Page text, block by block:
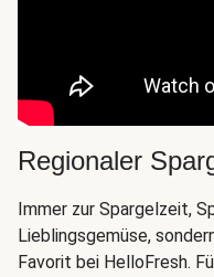
Regionaler
Immer zur Spargelzeit,
Lieblingsgemüse,
Favorit bei HelloFresh.